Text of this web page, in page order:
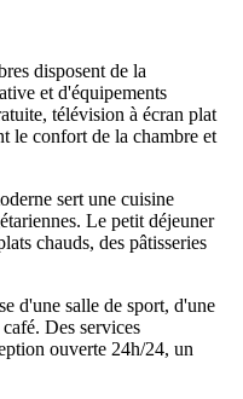
disposent de la
et d'équipements
télévision à écran plat
le confort de la chambre et
sert une cuisine
Le petit déjeuner
chauds, des pâtisseries
d'une salle de sport, d'une
Des services
ouverte 24h/24, un